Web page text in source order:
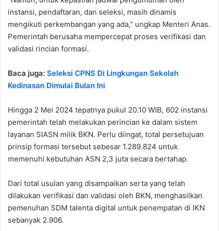
instansi, pendaftaran, dan seleksi, masih dinamis
mengikuti perkembangan yang ada,” ungkap Menteri Anas.
Pemerintah berusaha mempercepat proses verifikasi dan
validasi rincian formasi.
Baca juga: Seleksi CPNS Di Lingkungan Sekolah
Kedinasan Dimulai Bulan Ini
Hingga 2 Mei 2024 tepatnya pukul 20.10 WIB, 602 instansi
pemerintah telah melakukan perincian ke dalam sistem
layanan SIASN milik BKN. Perlu diingat, total persetujuan
prinsip formasi tersebut sebesar 1.289.824 untuk
memenuhi kebutuhan ASN 2,3 juta secara bertahap.
Dari total usulan yang disampaikan serta yang telah
dilakukan verifikasi dan validasi oleh BKN, menghasilkan
pemenuhan SDM talenta digital untuk penempatan di IKN
sebanyak 2.906.